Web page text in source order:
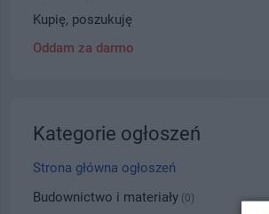
Kupię, poszukuję
Oddam za darmo
Kategorie ogłoszeń
Strona główna ogłoszeń
Budownictwo i materiały (0)